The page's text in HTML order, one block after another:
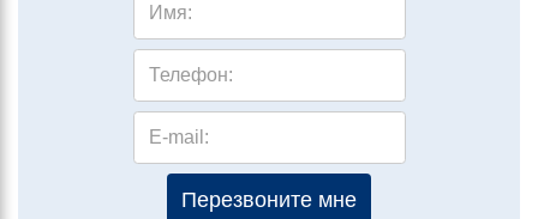
Имя:
Телефон:
E-mail:
Перезвоните мне